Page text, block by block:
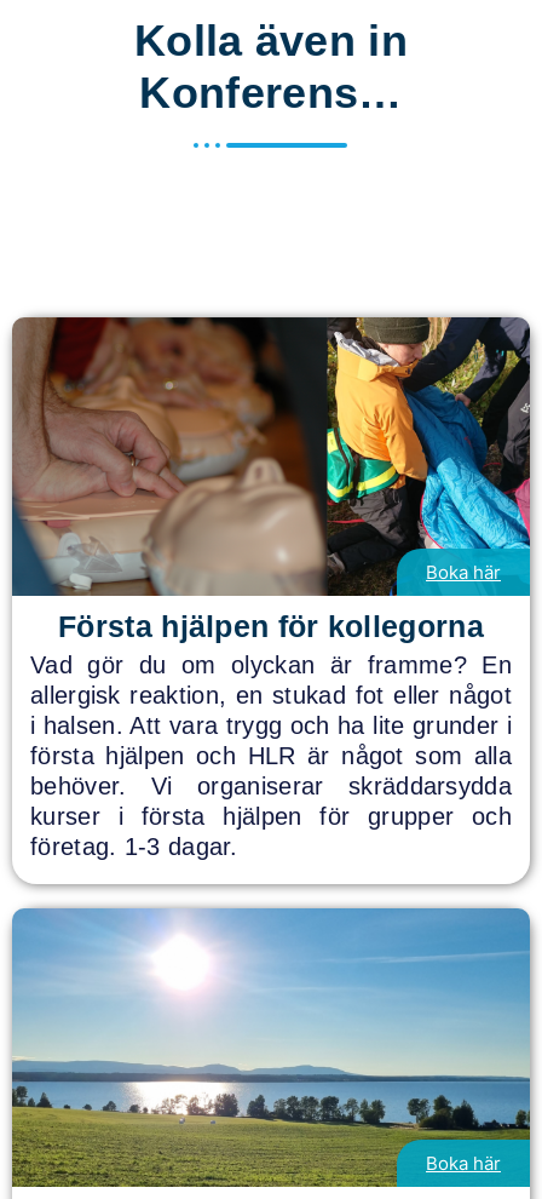
Kolla även in
Konferens…
Boka här
Första hjälpen för kollegorna
Vad gör du om olyckan är framme? En
allergisk reaktion, en stukad fot eller något
i halsen. Att vara trygg och ha lite grunder i
första hjälpen och HLR är något som alla
behöver. Vi organiserar skräddarsydda
kurser i första hjälpen för grupper och
företag. 1-3 dagar.
Boka här